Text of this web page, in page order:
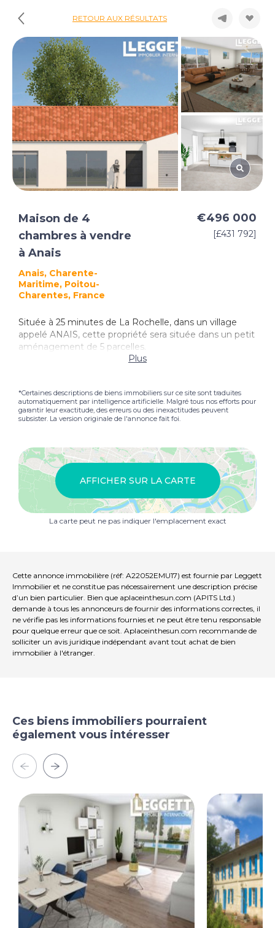
RETOUR AUX RÉSULTATS
Maison de 4
chambres à vendre
à Anais
Anais, Charente-
Maritime, Poitou-
Charentes, France
€496 000
[£431 792]
Située à 25 minutes de La Rochelle, dans un village
appelé ANAIS, cette propriété sera située dans un petit
aménagement de 5 parcelles.
Plus
*Certaines descriptions de biens immobiliers sur ce site sont traduites
automatiquement par intelligence artificielle. Malgré tous nos efforts pour
garantir leur exactitude, des erreurs ou des inexactitudes peuvent
subsister. La version originale de l'annonce fait foi.
AFFICHER SUR LA CARTE
La carte peut ne pas indiquer l'emplacement exact
Cette annonce immobilière (réf: A22052EMU17) est fournie par Leggett
Immobilier et ne constitue pas nécessairement une description précise
d’un bien particulier. Bien que aplaceinthesun.com (APITS Ltd.)
demande à tous les annonceurs de fournir des informations correctes, il
ne vérifie pas les informations fournies et ne peut être tenu responsable
pour quelque erreur que ce soit. Aplaceinthesun.com recommande de
solliciter un avis juridique indépendant avant tout achat de bien
immobilier à l'étranger.
Ces biens immobiliers pourraient
également vous intéresser